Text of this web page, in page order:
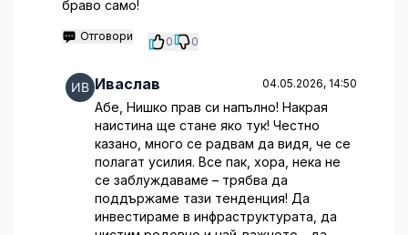
браво само!
Отговори 0 0
Иваслав 04.05.2026, 14:50
Абе, Нишко прав си напълно! Накрая
наистина ще стане яко тук! Честно
казано, много се радвам да видя, че се
полагат усилия. Все пак, хора, нека не
се заблуждаваме – трябва да
поддържаме тази тенденция! Да
инвестираме в инфраструктурата, да